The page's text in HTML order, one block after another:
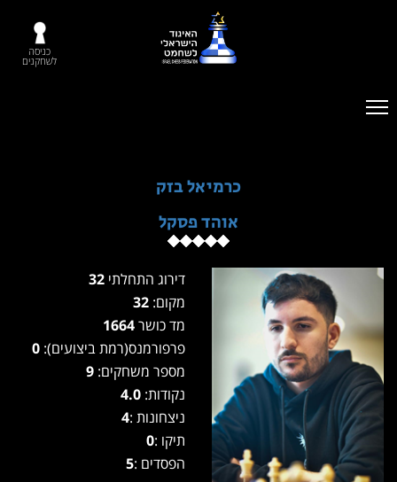
כניסה
לשחקנים
כרמיאל בזק
אוהד פסקל
דירוג התחלתי
מקום:
מד כושר
פרפורמנס(רמת ביצועים):
מספר משחקים:
נקודות: 4.0
ניצחונות :4
תיקו :0
הפסדים :5